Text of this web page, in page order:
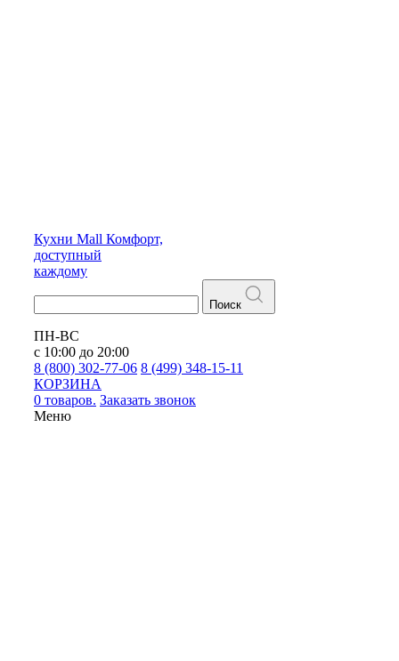
Кухни Mall Комфорт,
доступный
каждому
Поиск
ПН-ВС
с 10:00 до 20:00
8 (800) 302-77-06 8 (499) 348-15-11
КОРЗИНА
0 товаров. Заказать звонок
Меню